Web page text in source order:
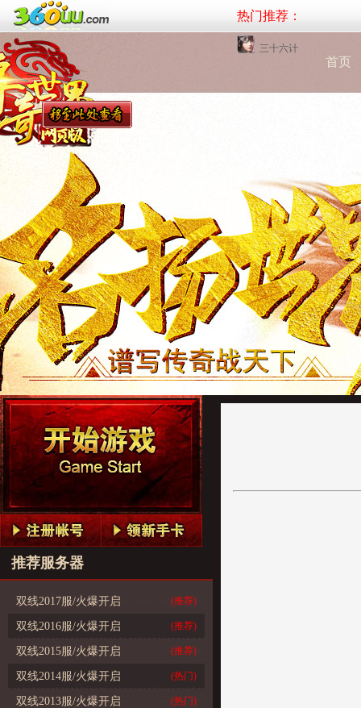
热门推荐：
三十六计
首页
推荐服务器
双线2017服/火爆开启 (推荐)
双线2016服/火爆开启 (推荐)
双线2015服/火爆开启 (推荐)
双线2014服/火爆开启 (热门)
双线2013服/火爆开启 (热门)